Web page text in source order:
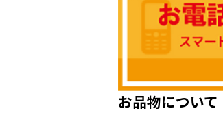
お品物について